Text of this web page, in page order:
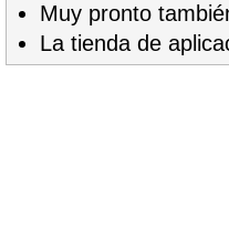
Muy pronto
La tienda de